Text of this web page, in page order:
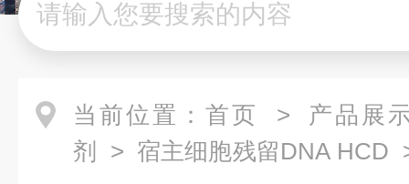
当前位置： 首页 > 产品展
剂
> 宿主细胞残留DNA HCD